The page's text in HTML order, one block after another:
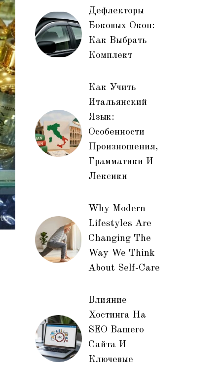
Дефлекторы
Боковых Окон:
Как Выбрать
Комплект
Как Учить
Итальянский
Язык:
Особенности
Произношения,
Грамматики И
Лексики
Why Modern
Lifestyles Are
Changing The
Way We Think
About Self-Care
Влияние
Хостинга На
SEO Вашего
Сайта И
Ключевые